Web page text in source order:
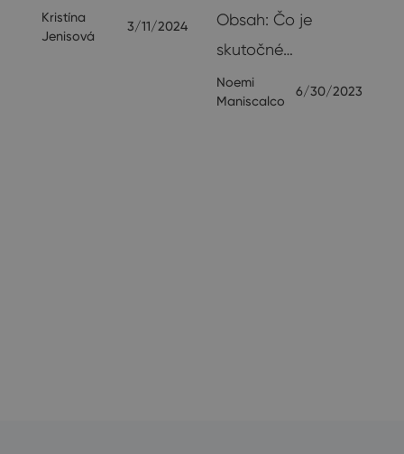
Kristína
Jenisová
3/11/2024
Obsah: Čo je
skutočné…
Noemi
Maniscalco
6/30/2023